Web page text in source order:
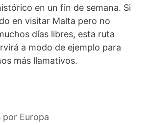
en un fin de semana. Si
en visitar Malta pero no
días libres, esta ruta
a modo de ejemplo para
más llamativos.
por Europa